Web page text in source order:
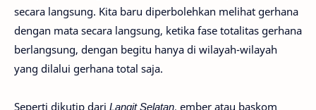
secara langsung. Kita baru diperbolehkan melihat gerhana
dengan mata secara langsung, ketika fase totalitas gerhana
berlangsung, dengan begitu hanya di wilayah-wilayah
yang dilalui gerhana total saja.
Seperti dikutip dari Langit Selatan, ember atau baskom